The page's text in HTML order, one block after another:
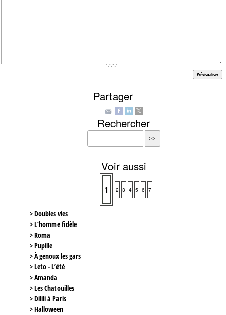
Partager
Rechercher
Voir aussi
1 2 3 4 5 6 7
> Doubles vies
> L’homme fidèle
> Roma
> Pupille
> À genoux les gars
> Leto - L’été
> Amanda
> Les Chatouilles
> Dilili à Paris
> Halloween